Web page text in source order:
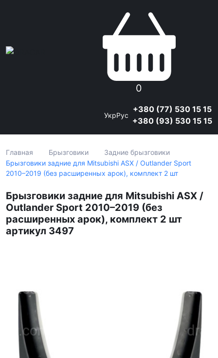
0
УкрРус
+380 (77) 530 15 15
+380 (93) 530 15 15
Главная Брызговики
Задние брызговики
Брызговики задние для Mitsubishi ASX / Outlander Sport
2010–2019 (без расширенных арок), комплект 2 шт
Брызговики задние для Mitsubishi ASX /
Outlander Sport 2010–2019 (без
расширенных арок), комплект 2 шт
артикул 3497